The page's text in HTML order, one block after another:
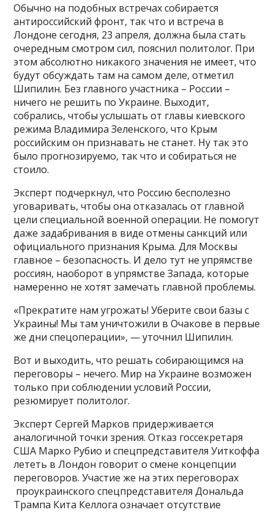
Обычно на подобных встречах собирается
антироссийский фронт, так что и встреча в
Лондоне сегодня, 23 апреля, должна была стать
очередным смотром сил, пояснил политолог. При
этом абсолютно никакого значения не имеет, что
будут обсуждать там на самом деле, отметил
Шипилин. Без главного участника – России –
ничего не решить по Украине. Выходит,
собрались, чтобы услышать от главы киевского
режима Владимира Зеленского, что Крым
российским он признавать не станет. Ну так это
было прогнозируемо, так что и собираться не
стоило.
Эксперт подчеркнул, что Россию бесполезно
уговаривать, чтобы она отказалась от главной
цели специальной военной операции. Не помогут
даже задабривания в виде отмены санкций или
официального признания Крыма. Для Москвы
главное – безопасность. И дело тут не упрямстве
россиян, наоборот в упрямстве Запада, которые
намеренно не хотят замечать главной проблемы.
«Прекратите нам угрожать! Уберите свои базы с
Украины! Мы там уничтожили в Очакове в первые
же дни спецоперации», — уточнил Шипилин.
Вот и выходить, что решать собирающимся на
переговоры – нечего. Мир на Украине возможен
только при соблюдении условий России,
резюмирует политолог.
Эксперт Сергей Марков придерживается
аналогичной точки зрения. Отказ госсекретаря
США Марко Рубио и спецпредставителя Уиткоффа
лететь в Лондон говорит о смене концепции
переговоров. Участие же на этих переговорах
проукраинского спецпредставителя Дональда
Трампа Кита Келлога означает отсутствие